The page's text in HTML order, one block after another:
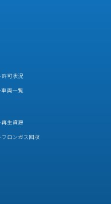
許可状況
車両一覧
再生資源
フロンガス回収